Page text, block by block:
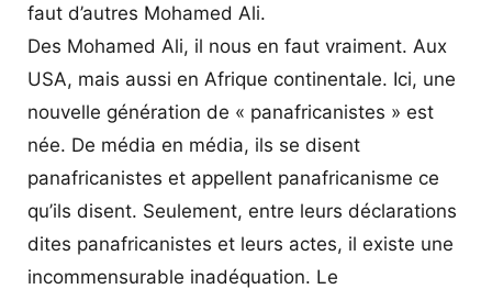
faut d’autres Mohamed Ali.
Des Mohamed Ali, il nous en faut vraiment. Aux
USA, mais aussi en Afrique continentale. Ici, une
nouvelle génération de « panafricanistes » est
née. De média en média, ils se disent
panafricanistes et appellent panafricanisme ce
qu’ils disent. Seulement, entre leurs déclarations
dites panafricanistes et leurs actes, il existe une
incommensurable inadéquation. Le